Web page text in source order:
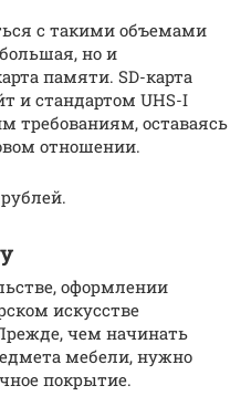
с такими объемами
но и
памяти. SD-карта
и стандартом UHS-I
требованиям, оставаясь
отношении.
оформлении
искусстве
чем начинать
мебели, нужно
покрытие.